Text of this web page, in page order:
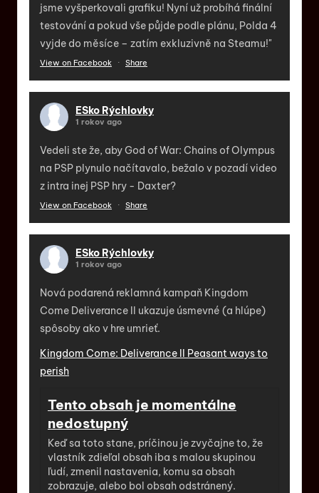
jsme vyšperkovali grafiku! Nyní už probíhá finální
testování a pokud vše půjde podle plánu, Polda 4
vyjde do měsíce – zatím exkluzivně na Steamu!"
View on Facebook · Share
ESko Rýchlovky
1 rokov ago
Vedeli ste že, aby God of War: Chains of Olympus
na PSP plynulo načítavalo, bežalo v pozadí video
z intra inej PSP hry - Daxter?
View on Facebook · Share
ESko Rýchlovky
1 rokov ago
Nová podarená reklamná kampaň Kingdom
Come Deliverance II ukazuje úsmevné (a hlúpe)
spôsoby ako v hre umrieť.
Kingdom Come: Deliverance II Peasant ways to
perish
Tento obsah je momentálne
nedostupný
Keď sa toto stane, príčinou je zvyčajne to, že
vlastník zdieľal obsah iba s malou skupinou
ľudí, zmenil nastavenia, komu sa obsah
zobrazuje, alebo bol obsah odstránený.